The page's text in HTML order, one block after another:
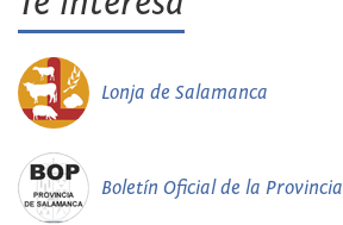
Lonja de Salamanca
Boletín Oficial de la Provincia